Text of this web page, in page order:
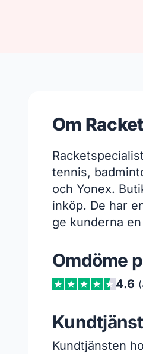
Om
tennis,
och Yonex.
inköp. De har
ge kunderna
Omdöme
4.6
Kundtjänst
Kundtjänsten